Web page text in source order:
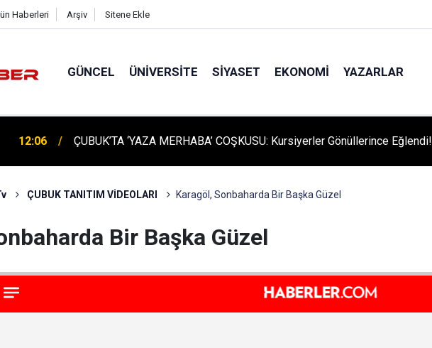
Haberleri Arşiv Sitene Ekle
GÜNCEL ÜNIVERSITE SIYASET EKONOMI YAZARLAR
12:06 ÇUBUK’TA ‘YAZA MERHABA’ COŞKUSU: Kursiyerler Gönüllerince Eğlendi!
ÇUBUK TANITIM VİDEOLARI Karagöl, Sonbaharda Bir Başka Güzel
Bir Başka Güzel